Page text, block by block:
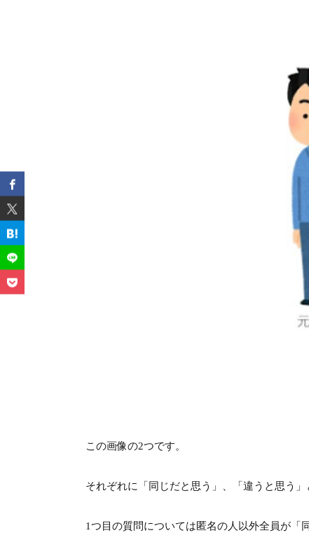
この画像の2つです。
それぞれに「同じだと思う」、「違うと思う
1つ目の質問については匿名の人以外全員が「